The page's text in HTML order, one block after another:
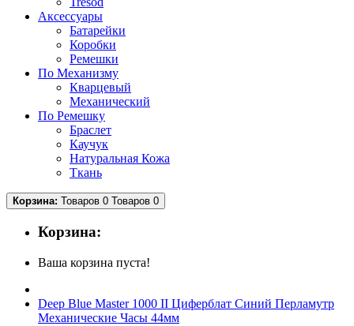
Аксессуары
Батарейки
Коробки
Ремешки
По Механизму
Кварцевый
Механический
По Ремешку
Браслет
Каучук
Натуральная Кожа
Ткань
Корзина: Товаров 0 Товаров 0
Корзина:
Ваша корзина пуста!
Deep Blue Master 1000 II Циферблат Синий Перламутр
Механические Часы 44мм